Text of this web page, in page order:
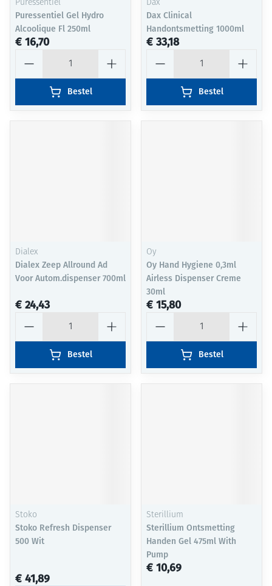
Puressentiel
Puressentiel Gel Hydro
Alcoolique Fl 250ml
€ 16,70
Bestel
Dax
Dax Clinical
Handontsmetting 1000ml
€ 33,18
Bestel
Dialex
Dialex Zeep Allround Ad
Voor Autom.dispenser 700ml
€ 24,43
Bestel
Oy
Oy Hand Hygiene 0,3ml
Airless Dispenser Creme
30ml
€ 15,80
Bestel
Stoko
Stoko Refresh Dispenser
500 Wit
€ 41,89
Sterillium
Sterillium Ontsmetting
Handen Gel 475ml With
Pump
€ 10,69